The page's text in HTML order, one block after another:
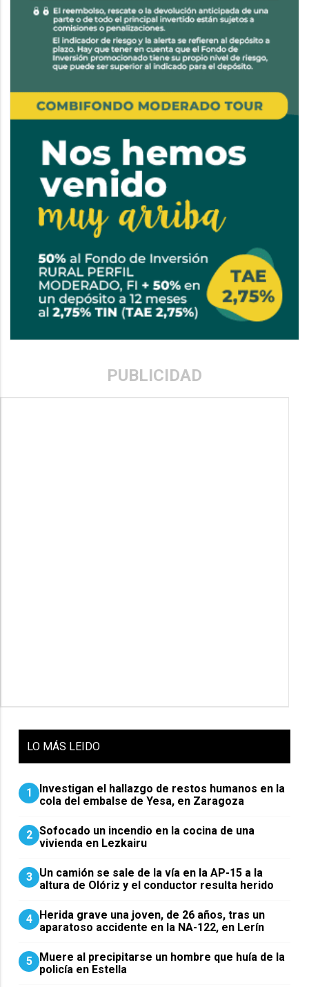
PUBLICIDAD
LO MÁS LEIDO
1
Investigan el hallazgo de restos humanos en la
cola del embalse de Yesa, en Zaragoza
2 Sofocado un incendio en la cocina de una
vivienda en Lezkairu
3 Un camión se sale de la vía en la AP-15 a la
altura de Olóriz y el conductor resulta herido
4 Herida grave una joven, de 26 años, tras un
aparatoso accidente en la NA-122, en Lerín
5 Muere al precipitarse un hombre que huía de la
policía en Estella